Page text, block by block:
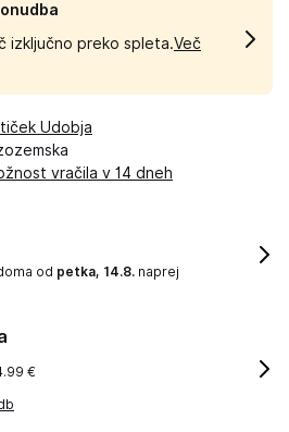
izključno preko spleta.Več
Udobja
vračila v 14 dneh
od petka, 14.8. naprej
€